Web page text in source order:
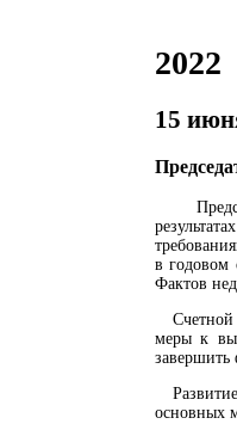
2022
15
в годовом
Фактов
меры к
завершить
основных